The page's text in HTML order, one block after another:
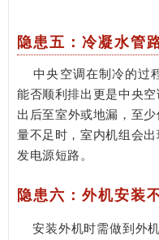
隐患五：冷凝水管
中央空调在制冷的过
能否顺利排出更是中央
出后至室外或地漏，至
量不足时，室内机组会
发电源短路。
隐患六：外机安装
安装外机时需做到外